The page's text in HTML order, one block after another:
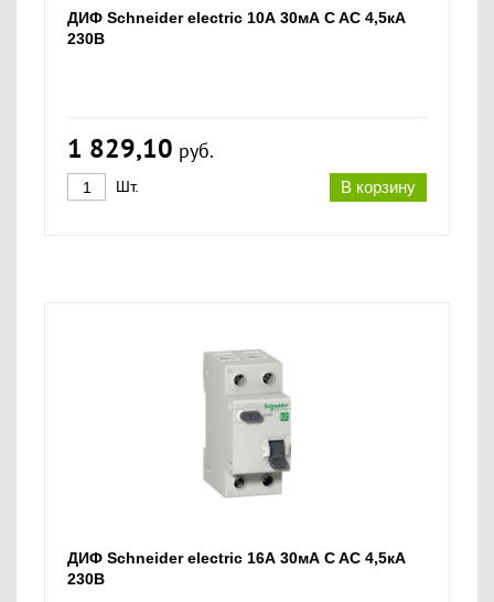
ДИФ Schneider electric 10А 30мА C AC 4,5кА
230В
1 829,10 руб.
В корзину
Шт.
ДИФ Schneider electric 16А 30мА C AC 4,5кА
230В